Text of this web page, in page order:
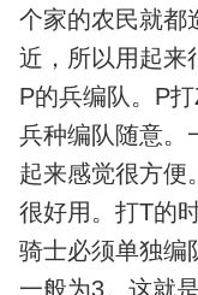
个家的农民就都
近，所以用起来
P的兵编队。P
兵种编队随意。
起来感觉很方便
很好用。打T的
骑士必须单独编
一般为3。这就